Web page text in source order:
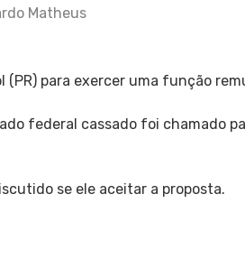
Matheus
(PR) para exercer uma função
federal cassado foi chamado
se ele aceitar a proposta.